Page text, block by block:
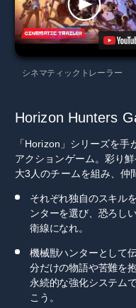
シネマティックトレーラー
Horizon Hunters
「Horizon」シリーズを
アクションゲーム。彩り
大3人のチームを組み、仲
それぞれ独自のスキル
ンターを選び、恐ろし
衛線になれ。
機械獣ハンターとして
分だけの物語や苦難を
永続的な強化システム
こう。